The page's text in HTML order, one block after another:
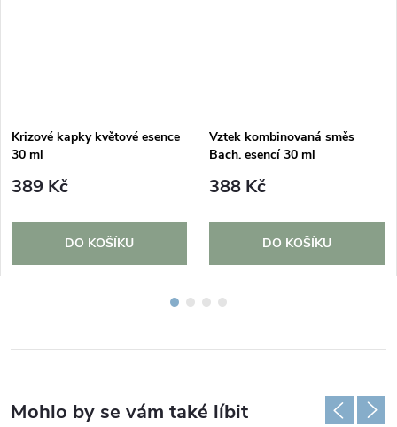
Krizové kapky květové esence
30 ml
389 Kč
DO KOŠÍKU
Vztek kombinovaná směs
Bach. esencí 30 ml
388 Kč
DO KOŠÍKU